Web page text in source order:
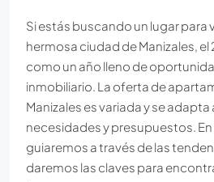
Si estás buscando un lugar para
hermosa ciudad de Manizales,
como un año lleno de
inmobiliario. La oferta de
Manizales es variada y se
necesidades y presupuestos.
guiaremos a través de las
daremos las claves para